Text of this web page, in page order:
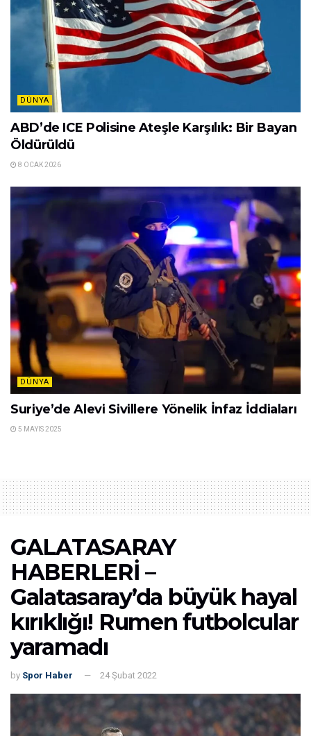
DÜNYA
ABD’de ICE Polisine Ateşle Karşılık: Bir Bayan
Öldürüldü
8 OCAK 2026
DÜNYA
Suriye’de Alevi Sivillere Yönelik İnfaz İddiaları
5 MAYIS 2025
GALATASARAY
HABERLERİ –
Galatasaray’da büyük hayal
kırıklığı! Rumen futbolcular
yaramadı
by Spor Haber 24 Şubat 2022